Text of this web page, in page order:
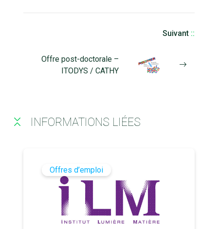
Suivant ::
Offre post-doctorale –
ITODYS / CATHY
INFORMATIONS LIÉES
Offres d’emploi